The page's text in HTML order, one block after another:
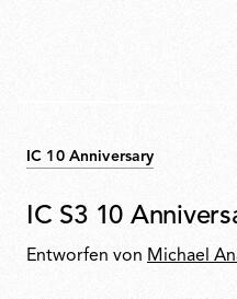
IC 10 Anniversary
IC S3 10
Entworfen von Michael